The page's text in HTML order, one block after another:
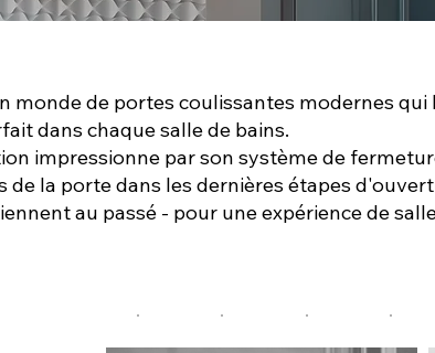
monde de portes coulissantes modernes
dans chaque salle de bains.
impressionne par son système de
de la porte dans les dernières étapes
au passé - pour une expérience de